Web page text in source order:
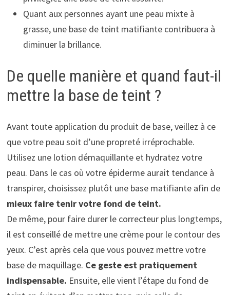
Quant aux personnes ayant une peau mixte à
grasse, une base de teint matifiante contribuera à
diminuer la brillance.
De quelle manière et quand faut-il
mettre la base de teint ?
Avant toute application du produit de base, veillez à ce
que votre peau soit d’une propreté irréprochable.
Utilisez une lotion démaquillante et hydratez votre
peau. Dans le cas où votre épiderme aurait tendance à
transpirer, choisissez plutôt une base matifiante afin de
mieux faire tenir votre fond de teint.
De même, pour faire durer le correcteur plus longtemps,
il est conseillé de mettre une crème pour le contour des
yeux. C’est après cela que vous pouvez mettre votre
base de maquillage. Ce geste est pratiquement
indispensable. Ensuite, elle vient l’étape du fond de